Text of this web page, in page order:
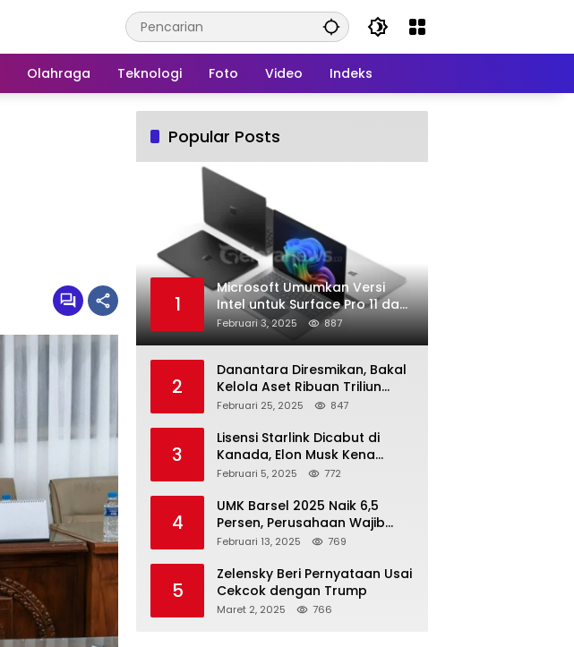
Olahraga Teknologi Foto Video Indeks
Popular Posts
1
Microsoft Umumkan Versi
Intel untuk Surface Pro 11 dan
Surface Laptop 7
Februari 3, 2025 887
2
Danantara Diresmikan, Bakal
Kelola Aset Ribuan Triliun
Rupiah dari 7 BUMN
Februari 25, 2025 847
3
Lisensi Starlink Dicabut di
Kanada, Elon Musk Kena
Imbas ‘Perang Dagang’
Februari 5, 2025 772
4
UMK Barsel 2025 Naik 6,5
Persen, Perusahaan Wajib
Taat
Februari 13, 2025 769
5
Zelensky Beri Pernyataan Usai
Cekcok dengan Trump
Maret 2, 2025 766